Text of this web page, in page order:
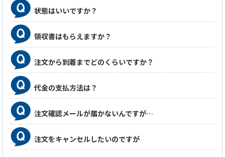
状態はいいですか？
領収書はもらえますか？
注文から到着までどのくらいですか？
代金の支払方法は？
注文確認メールが届かないんですが…
注文をキャンセルしたいのですが